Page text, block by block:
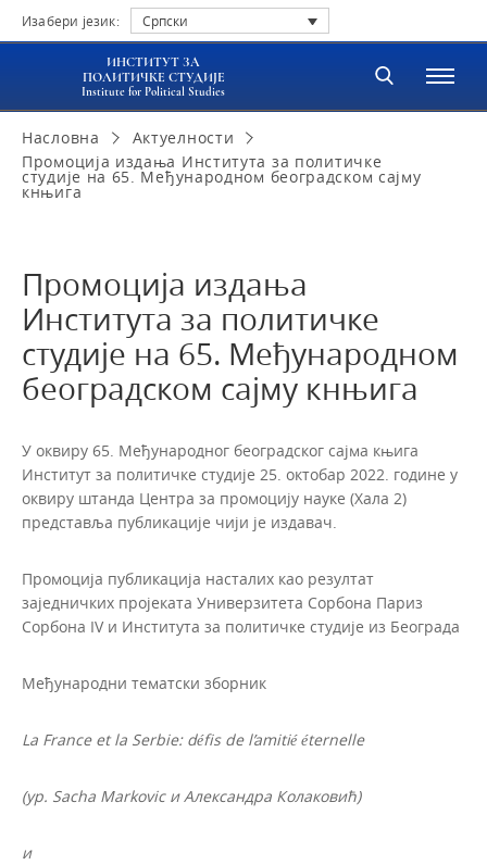
Изабери језик: Српски
ИНСТИТУТ ЗА
ПОЛИТИЧКЕ СТУДИЈЕ
Institute for Political Studies
Насловна
Актуелности
Промоција издања Института за политичке
студије на 65. Међународном београдском сајму
кнњига
Промоција издања
Института за политичке
студије на 65. Међународном
београдском сајму кнњига
У оквиру 65. Међународног београдског сајма књига
Институт за политичке студије 25. октобар 2022. године у
оквиру штанда Центра за промоцију науке (Хала 2)
представља публикације чији је издавач.
Промоција публикација насталих као резултат
заједничких пројеката Универзитета Сорбона Париз
Сорбона IV и Института за политичке студије из Београда
Међународни тематски зборник
La France et la Serbie: défis dе l’amitié éternelle
(ур. Sacha Markovic и Александра Колаковић)
и